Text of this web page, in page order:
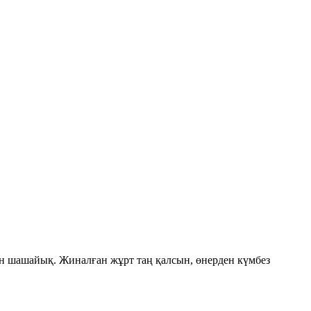
шашайық. Жиналған жұрт таң қалсын, өнерден күмбез